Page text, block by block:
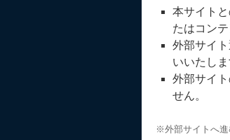
本サイト
たはコン
外部サイ
いいたしま
外部サイ
せん。
※外部サイトへ進